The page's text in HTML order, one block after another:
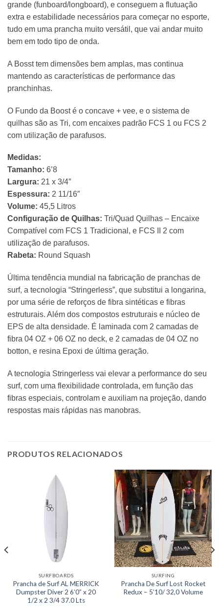
grande (funboard/longboard), e conseguem a flutuação
extra e estabilidade necessários para começar no esporte,
tudo em uma prancha muito versátil, que vai andar muito
bem em todo tipo de onda.
A Bosst tem dimensões bem amplas, mas continua
mantendo as características de performance das
pranchinhas.
O Fundo da Boost é o concave + vee, e o sistema de
quilhas são as Tri, com encaixes padrão FCS 1 ou FCS 2
com utilização de parafusos.
Medidas:
Tamanho: 6’8
Largura: 21 x 3/4″
Espessura: 2 11/16″
Volume: 45,5 Litros
Configuração de Quilhas: Tri/Quad Quilhas – Encaixe
Compatível com FCS 1 Tradicional, e FCS II 2 com
utilização de parafusos.
Rabeta: Round Squash
Última tendência mundial na fabricação de pranchas de
surf, a tecnologia “Stringerless”, que substitui a longarina,
por uma série de reforços de fibra sintéticas e fibras
estruturais. Além dos compostos estruturais e núcleo de
EPS de alta densidade. É laminada com 2 camadas de
fibra 04 OZ + 06 OZ no deck, e 2 camadas de 04 OZ no
botton, e resina Epoxi de última geração.
A tecnologia Stringerless vai elevar a performance do seu
surf, com uma flexibilidade controlada, em função das
fibras especiais, controlam e auxiliam na projeção, dando
respostas mais rápidas nas manobras.
PRODUTOS RELACIONADOS
SURFBOARDS
Prancha de Surf AL MERRICK
Dumpster Diver 2 6’0” x 20
1/2 x 2 3/4 37.0 Lts
SURFING
Prancha De Surf Lost Rocket
Redux – 5’10/ 32,0 Volume